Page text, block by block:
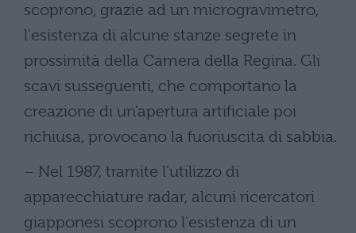
scoprono, grazie ad un microgravimetro,
l'esistenza di alcune stanze segrete in
prossimità della Camera della Regina. Gli
scavi susseguenti, che comportano la
creazione di un'apertura artificiale poi
richiusa, provocano la fuoriuscita di sabbia.
– Nel 1987, tramite l'utilizzo di
apparecchiature radar, alcuni ricercatori
giapponesi scoprono l'esistenza di un